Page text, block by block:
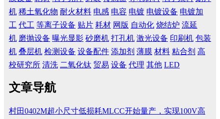
机 稀土氧化物 耐火材料 电感 电容 电镀 电镀设备 电镀加
工 代工 等离子设备 贴片 耗材 网版 自动化 烧结炉 流延
机 磨抛设备 曝光显影 砂磨机 打孔机 激光设备 印刷机 包装
机 叠层机 检测设备 设备配件 添加剂 薄膜 材料 粘合剂 高
校研究所 清洗 二氧化钛 贸易 设备 代理 其他 LED
文章导航
村田0402M超小尺寸低损耗MLCC开始量产，实现100V高